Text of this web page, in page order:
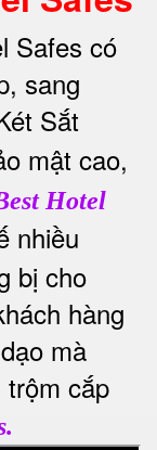
Safes có
sang
Sắt
mật cao,
Hotel
nhiều
bị cho
hàng
mà
trộm cắp